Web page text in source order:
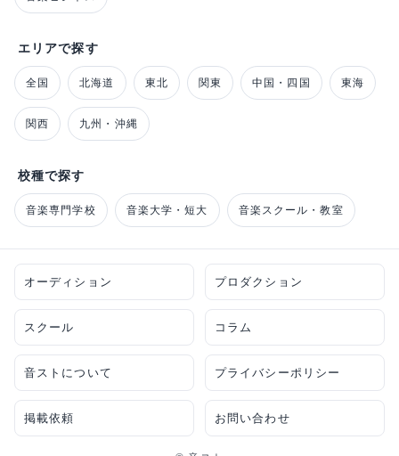
エリアで探す
全国 北海道 東北 関東 中国・四国 東海
関西 九州・沖縄
校種で探す
音楽専門学校 音楽大学・短大 音楽スクール・教室
オーディション プロダクション
スクール コラム
音ストについて プライバシーポリシー
掲載依頼 お問い合わせ